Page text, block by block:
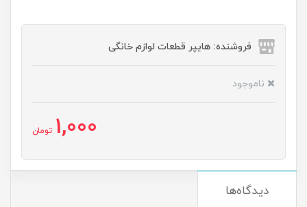
فروشنده: هایپر قطعات لوازم خانگی
ناموجود
1,000 تومان
دیدگاه‌ها